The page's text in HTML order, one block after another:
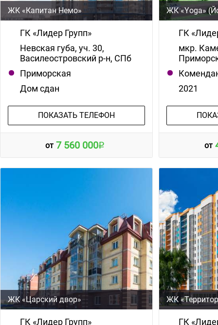
ЖК «Капитан Немо»
ГК «Лидер Групп»
Невская губа, уч. 30,
Василеостровский р-н, СПб
Приморская
Дом сдан
ПОКАЗАТЬ ТЕЛЕФОН
от 7 560 000
ЖК «Yoga»
ГК
мкр.
2021
от
ЖК «Царский двор»
ГК «Лидер Групп»
ЖК
ГК